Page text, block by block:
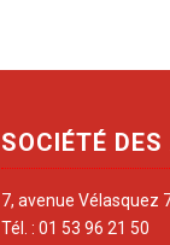
SOCIÉTÉ
7, avenue Vélasquez
Tél. : 01 53 96 21 50